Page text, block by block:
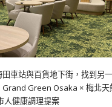
車站與百貨地下街，找到另
Grand Green Osaka × 梅北天
人健康調理提案